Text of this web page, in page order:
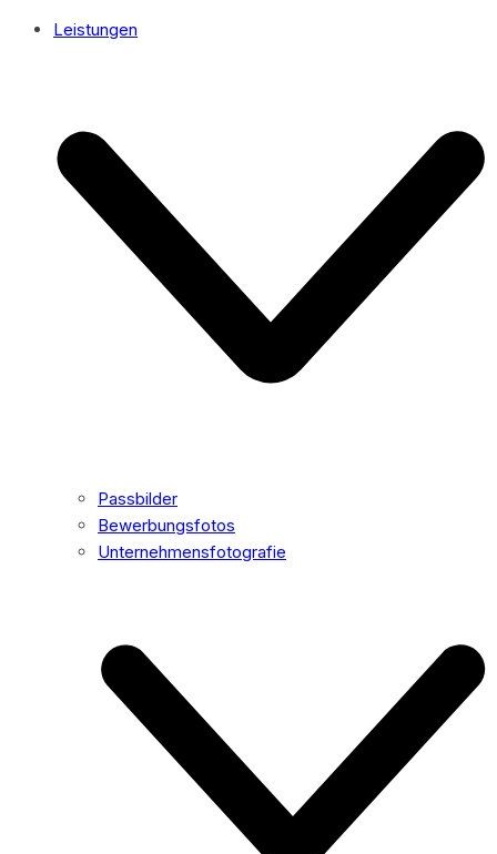
Leistungen
Passbilder
Bewerbungsfotos
Unternehmensfotografie